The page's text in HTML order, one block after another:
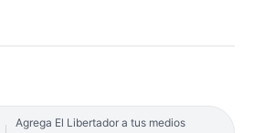
Agrega El Libertador a tus medios